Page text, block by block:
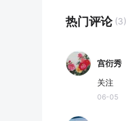
热门评论 (3)
宫衍秀
关注
06-05